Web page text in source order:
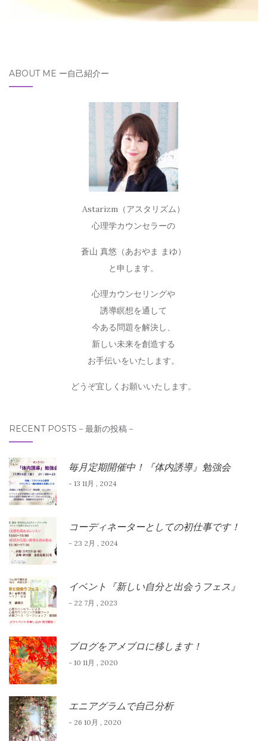
ABOUT ME ー自己紹介ー
Astarizm（アスタリズム）
心理学カウンセラーの
蒼山 真悠（あおやま まゆ）
と申します。
心理カウンセリングや
誘導瞑想を通して
今ある問題を解決し、
新しい未来を創造する
お手伝いをいたします。
どうぞ宜しくお願いいたします。
RECENT POSTS－最新の投稿－
毎月定期開催中！『体内誘導』勉強会
- 13 11月 , 2024
コーディネーターとしての初仕事です！
- 23 2月 , 2024
イベント『新しい自分と出会うフェス』
- 22 7月 , 2023
ブログをアメブロに移します！
- 10 11月 , 2020
エニアグラムで自己分析
- 26 10月 , 2020